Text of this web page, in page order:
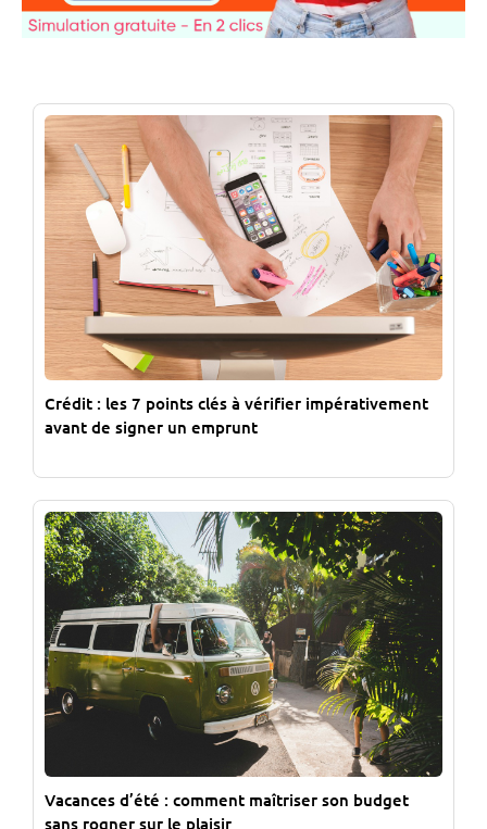
Crédit : les 7 points clés à vérifier impérativement
avant de signer un emprunt
Vacances d’été : comment maîtriser son budget
sans rogner sur le plaisir